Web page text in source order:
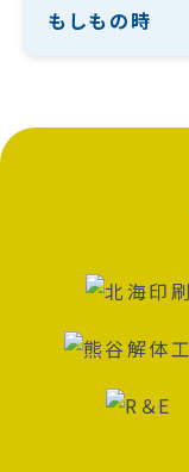
もしもの時